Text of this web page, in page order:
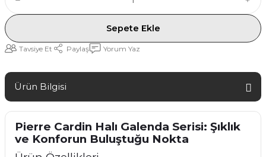
Sepete Ekle
Tavsiye Et Paylaş Yorum Yaz
Ürün Bilgisi
Pierre Cardin Halı Galenda Serisi: Şıklık
ve Konforun Buluştuğu Nokta